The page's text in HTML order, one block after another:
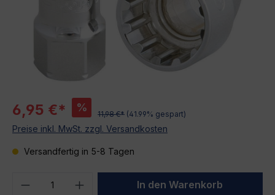
6,95 €* %
11,98 €* (41.99% gespart)
Preise inkl. MwSt. zzgl. Versandkosten
Versandfertig in 5-8 Tagen
Produkt Anzahl: Gib denIn den Warenkorb